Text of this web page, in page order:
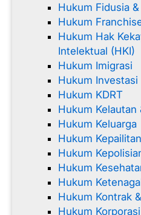
Hukum Fidusia
Hukum
Hukum Hak
Intelektual (HKI)
Hukum Imigrasi
Hukum Investasi
Hukum KDRT
Hukum Kelautan
Hukum Keluarga
Hukum
Hukum
Hukum
Hukum
Hukum Kontrak
Hukum Korporasi